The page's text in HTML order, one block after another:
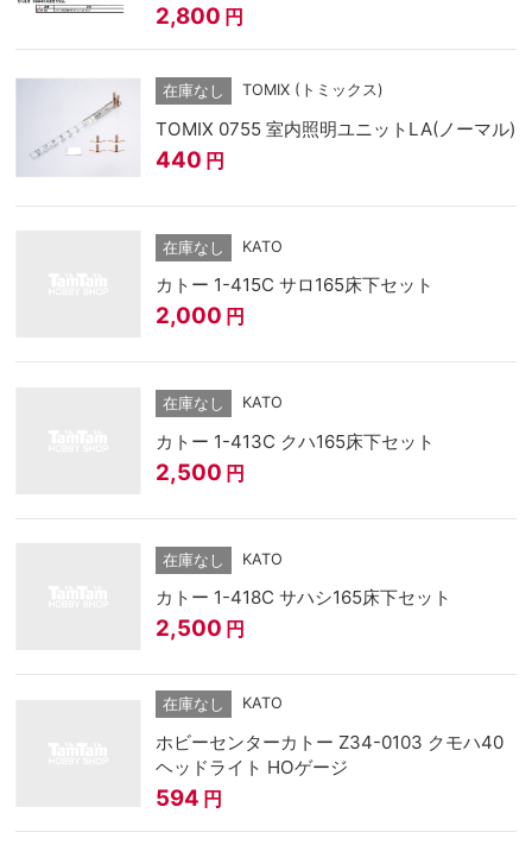
2,800 円
在庫なし TOMIX (トミックス)
TOMIX 0755 室内照明ユニットLA(ノーマル)
440 円
在庫なし KATO
カトー 1-415C サロ165床下セット
2,000 円
在庫なし KATO
カトー 1-413C クハ165床下セット
2,500 円
在庫なし KATO
カトー 1-418C サハシ165床下セット
2,500 円
在庫なし KATO
ホビーセンターカトー Z34-0103 クモハ40
ヘッドライト HOゲージ
594 円